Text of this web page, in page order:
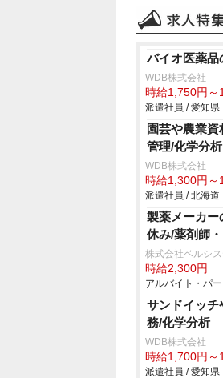
バイオ医薬品
WDB株式会社
時給1,750円～
派遣社員 / 愛知県
園芸や農業
管理/化学分析
WDB株式会社
時給1,300円～
派遣社員 / 北海道
製薬メーカー
休み/薬剤師
株式会社ベルシ
時給2,300円
アルバイト・パ
サンドイッチ
務/化学分析
WDB株式会社
時給1,700円～
派遣社員 / 愛知県